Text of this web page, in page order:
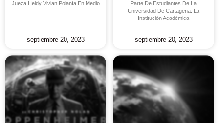
Jueza Heidy Vivian Polanía En Medio
septiembre 20, 2023
Parte De Estudiantes De La
Universidad De Cartagena. La
Institución Académica
septiembre 20, 2023